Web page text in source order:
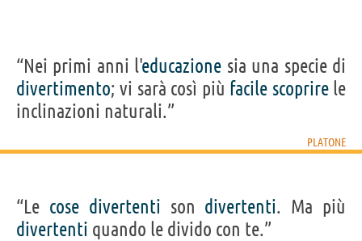
“Nei primi anni l'educazione sia una specie di
divertimento; vi sarà così più facile scoprirele
inclinazioni naturali.”
PLATONE
“Le cose divertenti son divertenti. Ma più
divertenti quando le divido con te.”